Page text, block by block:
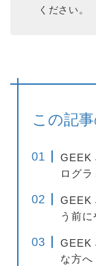
ください。
この記
GEEK
ログ
GEEK
う前に
GEEK
な方へ